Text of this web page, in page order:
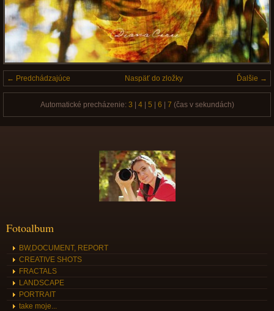
← Predchádzajúce Ďalšie →
Naspäť do zložky
Automatické precházenie: 3 4| 5 6 7 (čas v sekundách)
Fotoalbum
BW,DOCUMENT, REPORT
CREATIVE SHOTS
FRACTALS
LANDSCAPE
PORTRAIT
take moje...